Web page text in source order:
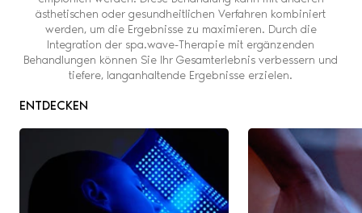
ästhetischen oder gesundheitlichen Verfahren kombiniert
werden, um die Ergebnisse zu maximieren. Durch die
Integration der spa.wave-Therapie mit ergänzenden
Behandlungen können Sie Ihr Gesamterlebnis verbessern und
tiefere, langanhaltende Ergebnisse erzielen.
ENTDECKEN